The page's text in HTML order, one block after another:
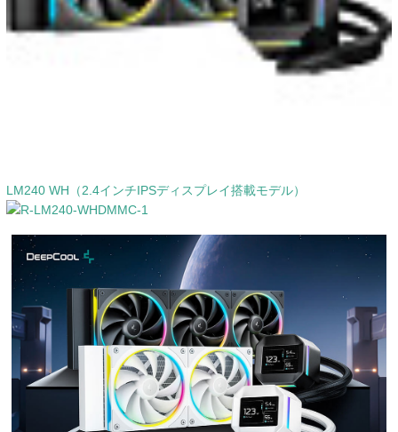
LM240 WH（2.4インチIPSディスプレイ搭載モデル）